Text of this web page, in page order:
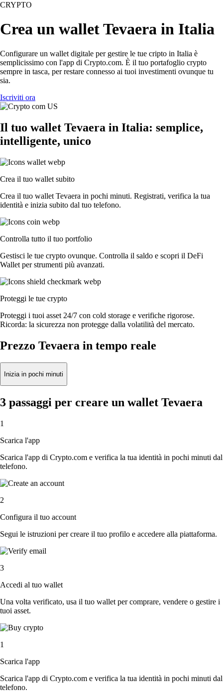
CRYPTO
Crea un wallet Tevaera in Italia
Configurare un wallet digitale per gestire le tue cripto in Italia è
semplicissimo con l'app di Crypto.com. È il tuo portafoglio crypto
sempre in tasca, per restare connesso ai tuoi investimenti ovunque tu
sia.
Iscriviti ora
Il tuo wallet Tevaera in Italia: semplice,
intelligente, unico
Crea il tuo wallet subito
Crea il tuo wallet Tevaera in pochi minuti. Registrati, verifica la tua
identità e inizia subito dal tuo telefono.
Controlla tutto il tuo portfolio
Gestisci le tue crypto ovunque. Controlla il saldo e scopri il DeFi
Wallet per strumenti più avanzati.
Proteggi le tue crypto
Proteggi i tuoi asset 24/7 con cold storage e verifiche rigorose.
Ricorda: la sicurezza non protegge dalla volatilità del mercato.
Prezzo Tevaera in tempo reale
Inizia in pochi minuti
3 passaggi per creare un wallet Tevaera
1
Scarica l'app
Scarica l'app di Crypto.com e verifica la tua identità in pochi minuti dal
telefono.
2
Configura il tuo account
Segui le istruzioni per creare il tuo profilo e accedere alla piattaforma.
3
Accedi al tuo wallet
Una volta verificato, usa il tuo wallet per comprare, vendere o gestire i
tuoi asset.
1
Scarica l'app
Scarica l'app di Crypto.com e verifica la tua identità in pochi minuti dal
telefono.